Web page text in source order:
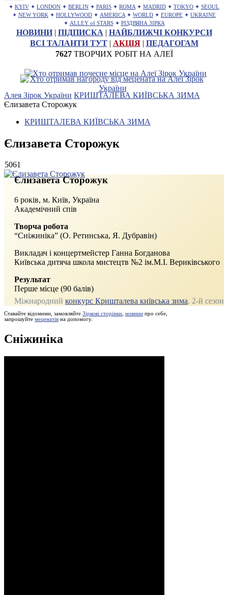
✦ KYIV ✦ LONDON ✦ BERLIN ✦ PARIS ✦ ROMA ✦ MADRID ✦ TOKYO ✦ SEOUL
✦ NEW YORK ✦ HOLLYWOOD ✦ AMERICA ✦ WORLD ✦ EUROPE ✦ UKRAINE
✦ ALLEY of STARS ✦ РІЗДВЯНА ЗІРКА
НОВИНИ| ПІДПИСКА | НАЙБЛИЖЧІ КОНКУРСИ
ВСІ ТАЛАНТИ ТУТ| АКЦІЯ| ПЕДАГОГАМ
7627ТВОРЧИХ РОБІТ НА АЛЕЇ
Алея Зірок України КРИШТАЛЕВА КИЇВСЬКА ЗИМА
Єлизавета Сторожук
КРИШТАЛЕВА КИЇВСЬКА ЗИМА
Єлизавета Сторожук
5061
Єлизавета Сторожук
6 років, м. Київ, Україна
Академічний спів
Творча робота
“Сніжиніка” (О. Ретинська, Я. Дубравін)
Викладач і концертмейстер Ганна Богданова
Київська дитяча школа мистецтв №2 ім.М.І. Вериківського
Результат
Перше місце (90 балів)
Міжнародний конкурс Кришталева київська зима. 2‑й сезон
Ставайте відомими, замовляйте Зіркові сторінки новини про себе,
запрошуйте меценатів на допомогу.
Сніжиніка